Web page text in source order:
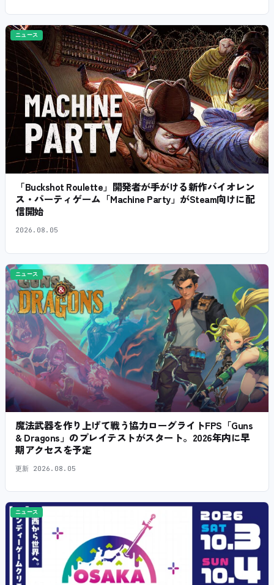
ニュース
「Buckshot Roulette」開発者が手がける新作バイオレン
ス・パーティゲーム「Machine Party」がSteam向けに配
信開始
2026.08.05
ニュース
魔法武器を作り上げて戦う協力ローグライトFPS「Guns
& Dragons」のプレイテストがスタート。2026年内に早
期アクセスを予定
更新 2026.08.05
ニュース